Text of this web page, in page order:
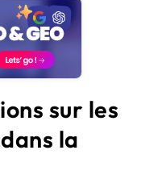
sur les
la